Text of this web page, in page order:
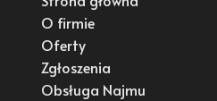
O firmie
Oferty
Zgłoszenia
Obsługa Najmu